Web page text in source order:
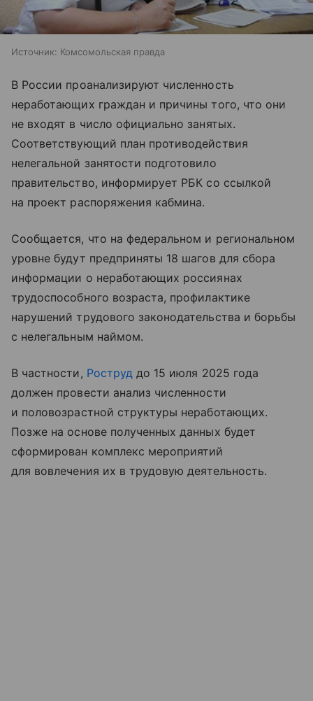
Источник: Комсомольская правда
В России проанализируют численность
неработающих граждан и причины того, что они
не входят в число официально занятых.
Соответствующий план противодействия
нелегальной занятости подготовило
правительство, информирует РБК со ссылкой
на проект распоряжения кабмина.
Сообщается, что на федеральном и региональном
уровне будут предприняты 18 шагов для сбора
информации о неработающих россиянах
трудоспособного возраста, профилактике
нарушений трудового законодательства и борьбы
с нелегальным наймом.
В частности, Роструд до 15 июля 2025 года
должен провести анализ численности
и половозрастной структуры неработающих.
Позже на основе полученных данных будет
сформирован комплекс мероприятий
для вовлечения их в трудовую деятельность.